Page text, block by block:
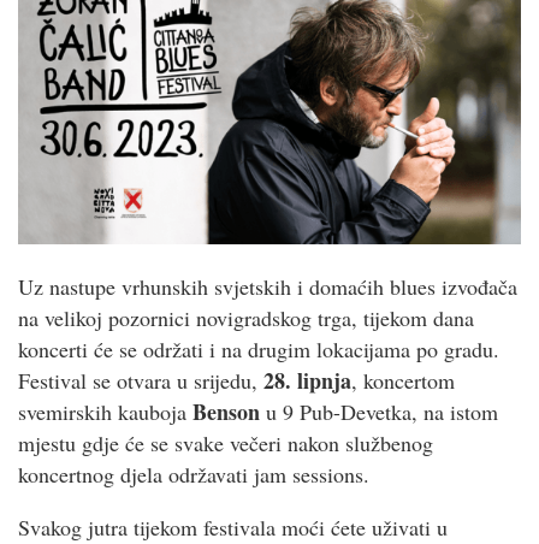
Uz nastupe vrhunskih svjetskih i domaćih blues izvođača
na velikoj pozornici novigradskog trga, tijekom dana
koncerti će se održati i na drugim lokacijama po gradu.
Festival se otvara u srijedu, 28. lipnja, koncertom
svemirskih kauboja Benson u 9 Pub-Devetka, na istom
mjestu gdje će se svake večeri nakon službenog
koncertnog djela održavati jam sessions.
Svakog jutra tijekom festivala moći ćete uživati u